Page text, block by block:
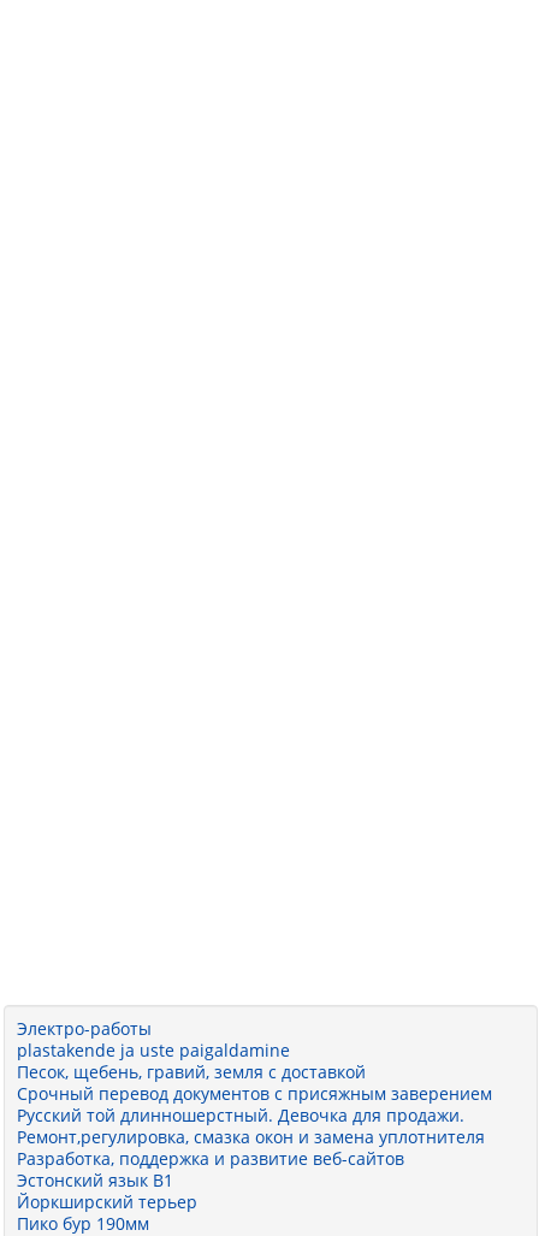
Электро-работы
plastakende ja uste paigaldamine
Песок, щебень, гравий, земля с доставкой
Срочный перевод документов с присяжным заверением
Русский той длинношерстный. Девочка для продажи.
Ремонт,регулировка, смазка окон и замена уплотнителя
Разработка, поддержка и развитие веб-сайтов
Эстонский язык B1
Йоркширский терьер
Пико бур 190мм